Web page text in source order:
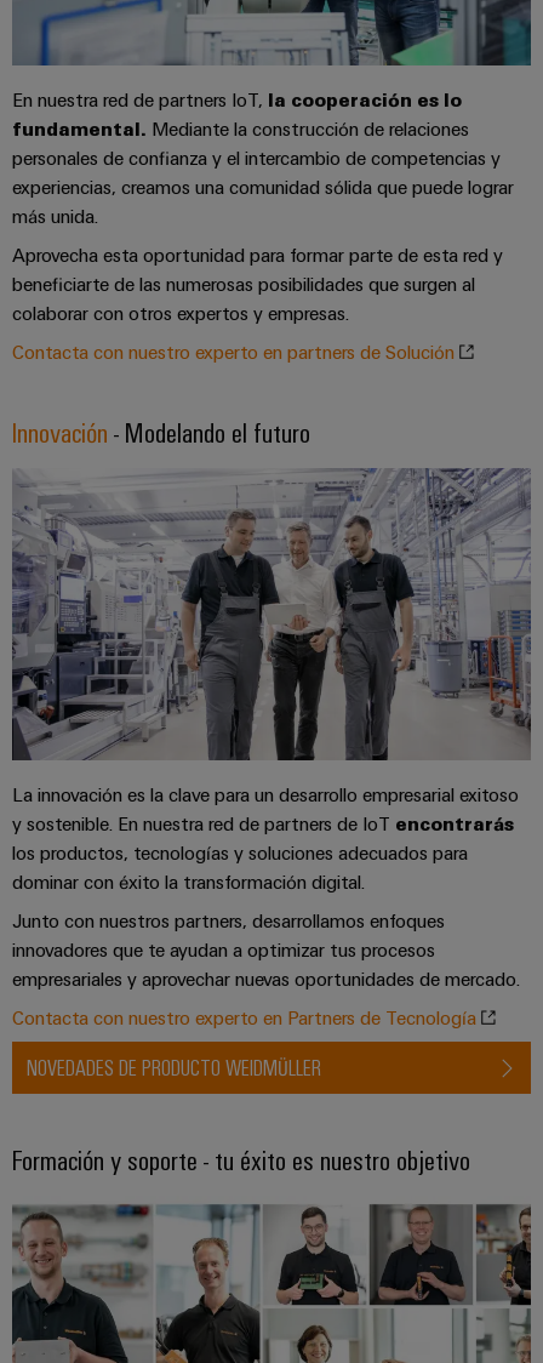
Configurador
Weidmüller
digital
avanzada:
intuitiva,
En nuestra red de partners IoT, la cooperación es lo
fundamental. Mediante la construcción de relaciones
personales de confianza y el intercambio de competencias y
experiencias, creamos una comunidad sólida que puede lograr
más unida.
Aprovecha esta oportunidad para formar parte de esta red y
beneficiarte de las numerosas posibilidades que surgen al
colaborar con otros expertos y empresas.
Contacta con nuestro experto en partners de Solución
Innovación - Modelando el futuro
La innovación es la clave para un desarrollo empresarial exitoso
y sostenible. En nuestra red de partners de IoT encontrarás
los productos, tecnologías y soluciones adecuados para
dominar con éxito la transformación digital.
Junto con nuestros partners, desarrollamos enfoques
innovadores que te ayudan a optimizar tus procesos
empresariales y aprovechar nuevas oportunidades de mercado.
Contacta con nuestro experto en Partners de Tecnología
NOVEDADES DE PRODUCTO WEIDMÜLLER
Formación y soporte - tu éxito es nuestro objetivo